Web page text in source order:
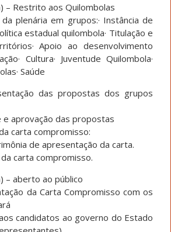
– Restrito aos Quilombolas
plenária em grupos:· Instância de
estadual quilombola· Titulação e
Apoio ao desenvolvimento
Cultura· Juventude Quilombola·
Saúde
das propostas dos grupos
e aprovação das propostas
carta compromisso:
de apresentação da carta.
carta compromisso.
– aberto ao público
da Carta Compromisso com os
candidatos ao governo do Estado